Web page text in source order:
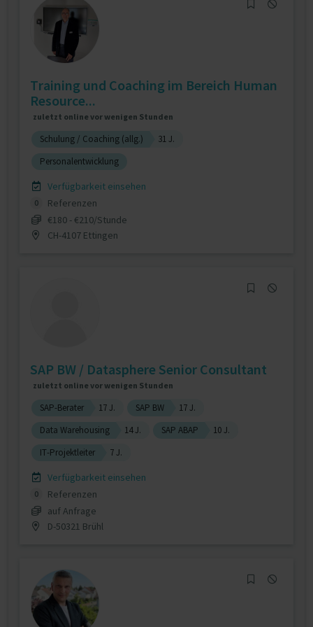
Training und Coaching im Bereich Human
Resource...
zuletzt online vor wenigen Stunden
Schulung / Coaching (allg.)
31 J.
Personalentwicklung
Verfügbarkeit einsehen
0
Referenzen
€180 - €210/Stunde
CH-4107 Ettingen
SAP BW / Datasphere Senior Consultant
zuletzt online vor wenigen Stunden
SAP-Berater 17 J. SAP BW
17 J.
Data Warehousing
14 J. SAP ABAP
10 J.
IT-Projektleiter
7 J.
Verfügbarkeit einsehen
0
Referenzen
auf Anfrage
D-50321 Brühl